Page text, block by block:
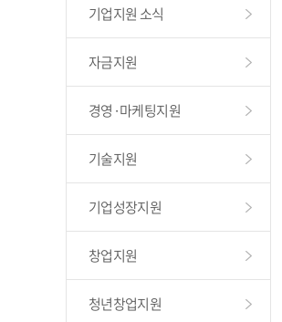
기업지원 소식
자금지원
경영·마케팅지원
기술지원
기업성장지원
창업지원
청년창업지원